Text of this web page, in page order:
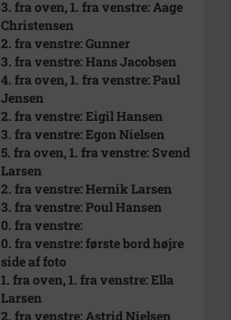
3. fra oven, 1. fra venstre: Aage
Christensen
2. fra venstre: Gunner
3. fra venstre: Hans Jacobsen
4. fra oven, 1. fra venstre: Paul
Jensen
2. fra venstre: Eigil Hansen
3. fra venstre: Egon Nielsen
5. fra oven, 1. fra venstre: Svend
Larsen
2. fra venstre: Hernik Larsen
3. fra venstre: Poul Hansen
0. fra venstre:
0. fra venstre: første bord højre
side af foto
1. fra oven, 1. fra venstre: Ella
Larsen
2. fra venstre: Astrid Nielsen